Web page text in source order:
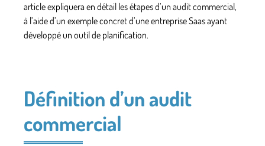
article expliquera en détail les étapes d’un audit commercial,
à l’aide d’un exemple concret d’une entreprise Saas ayant
développé un outil de planification.
Définition d’un audit
commercial